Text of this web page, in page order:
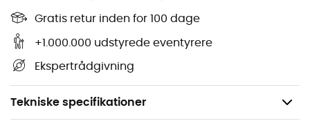
Gratis retur inden for 100 dage
+1.000.000 udstyrede eventyrere
Ekspertrådgivning
Tekniske specifikationer